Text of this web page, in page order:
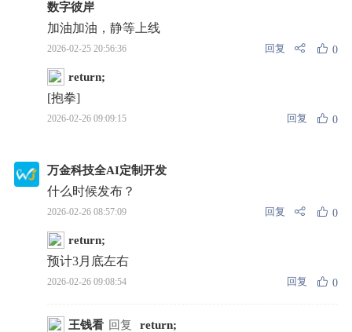
数字彼岸
加油加油，静等上线
2026-02-25 20:56:36 回复 0
return;
[抱拳]
2026-02-26 09:09:15 回复 0
万金科技全AI定制开发
什么时候发布？
2026-02-26 08:57:09 回复 0
return;
预计3月底左右
2026-02-26 09:08:54 回复 0
王钱看 回复 return;